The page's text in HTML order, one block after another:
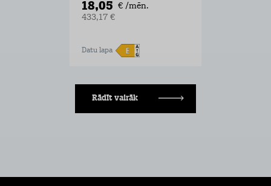
18,05 € /mēn.
433,17 €
Datu lapa
Rādīt vairāk